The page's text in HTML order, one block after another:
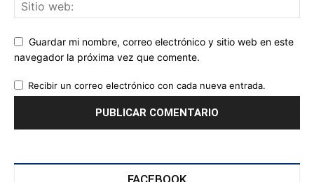
Guardar mi nombre, correo electrónico y sitio web en este
navegador la próxima vez que comente.
Recibir un correo electrónico con cada nueva entrada.